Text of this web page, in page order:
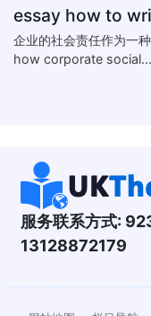
企业的社会责任作为一
how corporate social...
服务联系方式:
13128872179